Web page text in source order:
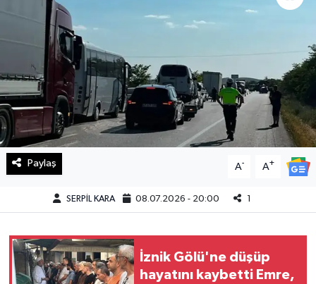
Paylaş A- A+
SERPİL KARA 08.07.2026 - 20:00 1
İznik Gölü'ne düşüp
hayatını kaybetti Emre,
Magazin
Manşet Altı
Manşetler
Resmi İlan
Sağlık
Spor
SürManşet
Teknoloji